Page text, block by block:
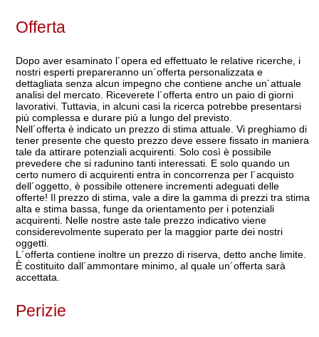
Offerta
Dopo aver esaminato l´opera ed effettuato le relative ricerche, i
nostri esperti prepareranno un´offerta personalizzata e
dettagliata senza alcun impegno che contiene anche un´attuale
analisi del mercato. Riceverete l´offerta entro un paio di giorni
lavorativi. Tuttavia, in alcuni casi la ricerca potrebbe presentarsi
più complessa e durare più a lungo del previsto.
Nell´offerta è indicato un prezzo di stima attuale. Vi preghiamo di
tener presente che questo prezzo deve essere fissato in maniera
tale da attirare potenziali acquirenti. Solo così è possibile
prevedere che si radunino tanti interessati. E solo quando un
certo numero di acquirenti entra in concorrenza per l´acquisto
dell´oggetto, è possibile ottenere incrementi adeguati delle
offerte! Il prezzo di stima, vale a dire la gamma di prezzi tra stima
alta e stima bassa, funge da orientamento per i potenziali
acquirenti. Nelle nostre aste tale prezzo indicativo viene
considerevolmente superato per la maggior parte dei nostri
oggetti.
L´offerta contiene inoltre un prezzo di riserva, detto anche limite.
È costituito dall´ammontare minimo, al quale un´offerta sarà
accettata.
Perizie